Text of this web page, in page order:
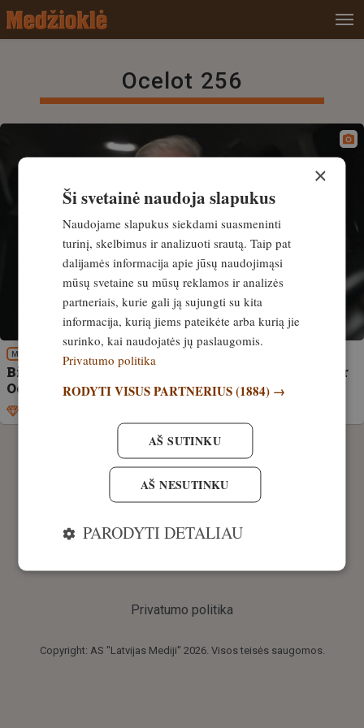
Ocelot 256
MEDŽIOKLĖS REIKMENYS
Biudžetinės klasės rinkinys: Pard Leopard 256 ir
Ocelot 256
Copyright: AS "Latvijas Mediji" 2026. Visos teisės saugomos.
Privatumo politika
×
Ši svetainė naudoja slapukus
Naudojame slapukus siekdami suasmeninti
turinį, skelbimus ir analizuoti srautą. Taip pat
dalijamės informacija apie jūsų naudojimąsi
mūsų svetaine su mūsų reklamos ir analizės
partneriais, kurie gali ją sujungti su kita
informacija, kurią jiems pateikėte arba kurią jie
surinko, kai naudojatės jų paslaugomis.
Privatumo politika
RODYTI VISUS PARTNERIUS(1884) →
AŠ SUTINKU
AŠ NESUTINKU
PARODYTI DETALIAU